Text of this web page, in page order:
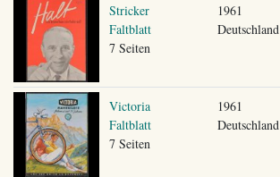
Stricker
Faltblatt
7 Seiten
1961
Deutschland
Victoria
Faltblatt
7 Seiten
1961
Deutschland